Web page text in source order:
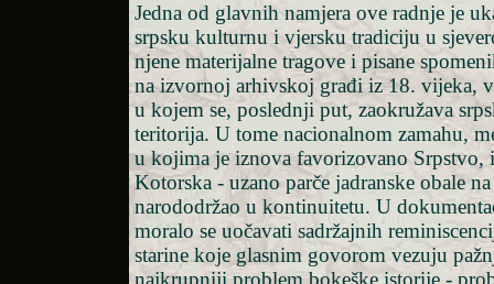
Jedna od glavnih namjera ove radnje je
srpsku kulturnu i vjersku tradiciju u
njene materijalne tragove i pisane
na izvornoj arhivskoj građi iz 18. vijeka,
u kojem se, poslednji put, zaokružava
teritorija. U tome nacionalnom zamahu,
u kojima je iznova favorizovano Srpstvo,
Kotorska - uzano parče jadranske obale
narododržao u kontinuitetu. U
moralo se uočavati sadržajnih
starine koje glasnim govorom vezuju